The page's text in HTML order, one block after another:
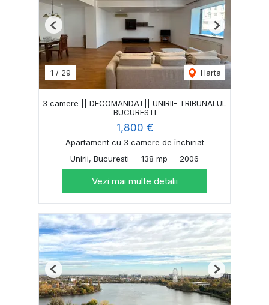
1 / 29 Harta
Previous Next
3 camere || DECOMANDAT|| UNIRII- TRIBUNALUL
BUCURESTI
1,800 €
Apartament cu 3 camere de închiriat
Unirii, Bucuresti
138 mp 2006
Vezi mai multe detalii
Previous Next